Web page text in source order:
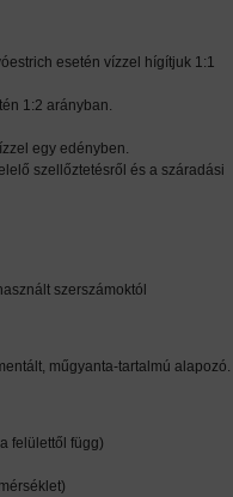
esetén vízzel hígítjuk 1:1
1:2 arányban.
egy edényben.
szellőztetésről és a száradási
szerszámoktól
műgyanta-tartalmú alapozó.
felülettől függ)